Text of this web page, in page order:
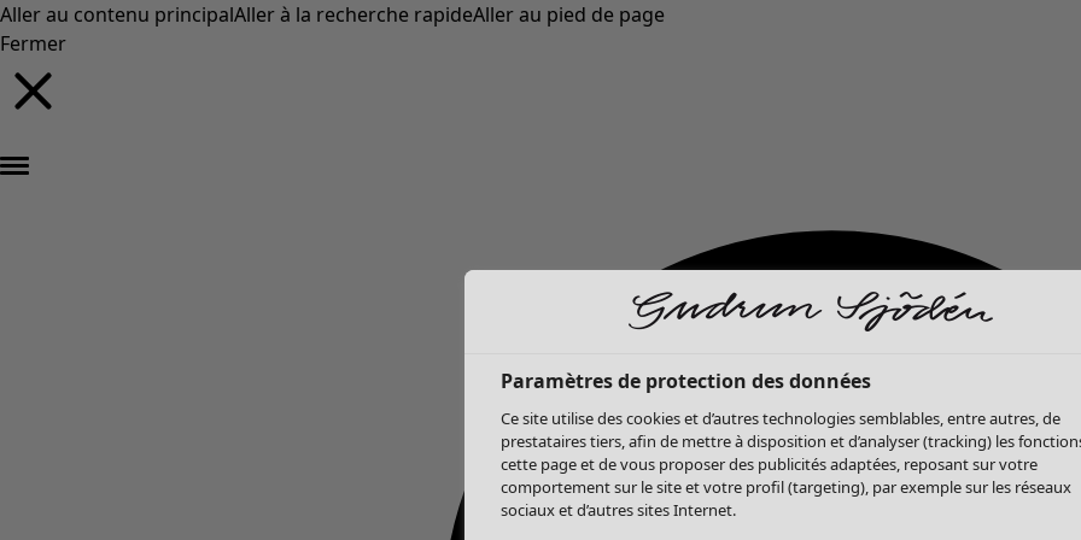
Aller au contenu principalAller à la recherche rapideAller au pied de page
Fermer
Paramètres de protection des données
Ce site utilise des cookies et d’autres technologies semblables, entre autres, de
prestataires tiers, afin de mettre à disposition et d’analyser (tracking) les
cette page et de vous proposer des publicités adaptées, reposant sur votre
comportement sur le site et votre profil (targeting), par exemple sur les réseaux
sociaux et d’autres sites Internet.